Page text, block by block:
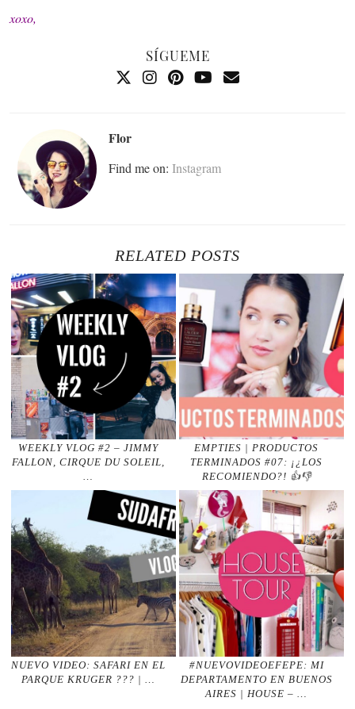
xoxo,
SÍGUEME
Flor
Find me on: Instagram
RELATED POSTS
WEEKLY VLOG #2 – JIMMY
FALLON, CIRQUE DU SOLEIL,
…
EMPTIES | PRODUCTOS
TERMINADOS #07: ¡¿LOS
RECOMIENDO?! 👍👎
NUEVO VIDEO: SAFARI EN EL
PARQUE KRUGER ??? | …
#NUEVOVIDEOEFEPE: MI
DEPARTAMENTO EN BUENOS
AIRES | HOUSE – …